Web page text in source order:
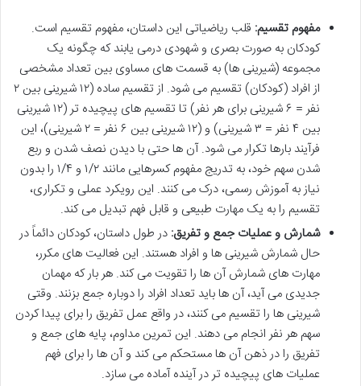
مفهوم تقسیم: قلب ریاضیاتی این داستان، مفهوم تقسیم است.
کودکان به صورت بصری و شهودی درمی یابند که چگونه یک
مجموعه (شیرینی ها) به قسمت های مساوی بین تعداد مشخصی
از افراد (کودکان) تقسیم می شود. از تقسیم ساده (۱۲ شیرینی بین ۲
نفر = ۶ شیرینی برای هر نفر) تا تقسیم های پیچیده تر (۱۲ شیرینی
بین ۴ نفر = ۳ شیرینی) و (۱۲ شیرینی بین ۶ نفر = ۲ شیرینی)، این
فرآیند بارها تکرار می شود. آن ها حتی با دیدن نصف شدن و ربع
شدن سهم خود، به تدریج مفهوم کسرهایی مانند ۱/۲ و ۱/۴ را بدون
نیاز به آموزش رسمی، درک می کنند. این رویکرد عملی و تکراری،
تقسیم را به یک مهارت طبیعی و قابل فهم تبدیل می کند.
شمارش و عملیات جمع و تفریق: در طول داستان، کودکان دائماً در
حال شمارش شیرینی ها و افراد هستند. این فعالیت های مکرر،
مهارت های شمارش آن ها را تقویت می کند. هر بار که مهمان
جدیدی می آید، آن ها باید تعداد افراد را دوباره جمع بزنند. وقتی
شیرینی ها را تقسیم می کنند، در واقع عمل تفریق را برای پیدا کردن
سهم هر نفر انجام می دهند. این تمرین مداوم، پایه های جمع و
تفریق را در ذهن آن ها مستحکم می کند و آن ها را برای فهم
عملیات های پیچیده تر در آینده آماده می سازد.